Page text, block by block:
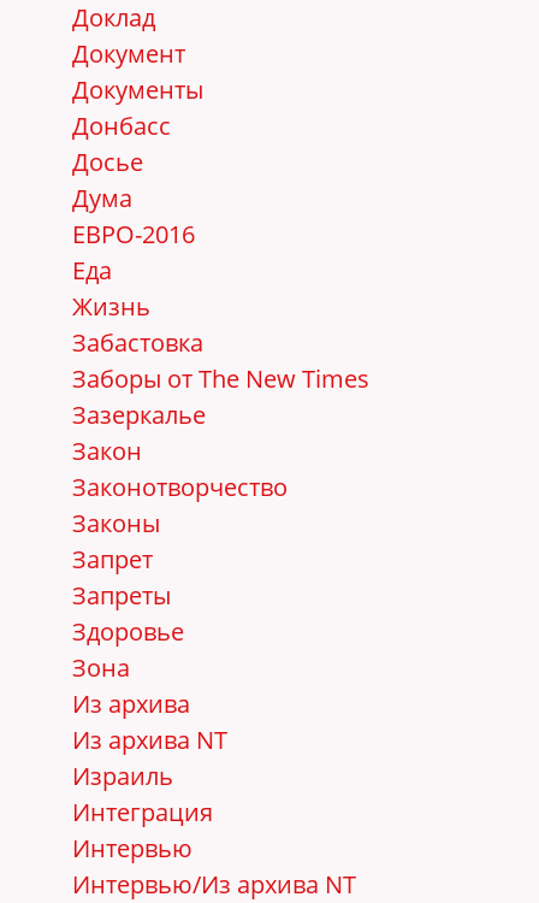
Доклад
Документ
Документы
Донбасс
Досье
Дума
ЕВРО-2016
Еда
Жизнь
Забастовка
Заборы от The New Times
Зазеркалье
Закон
Законотворчество
Законы
Запрет
Запреты
Здоровье
Зона
Из архива
Из архива NT
Израиль
Интеграция
Интервью
Интервью/Из архива NT